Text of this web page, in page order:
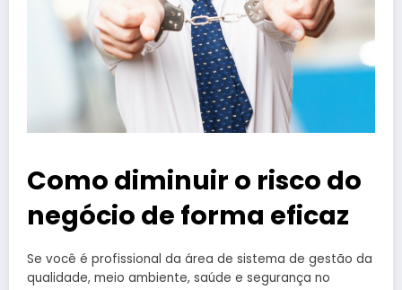
Como diminuir o risco do
negócio de forma eficaz
Se você é profissional da área de sistema de gestão da
qualidade, meio ambiente, saúde e segurança no